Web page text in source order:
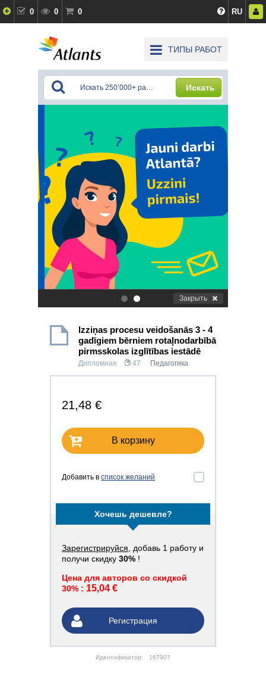
0 0 0 RU
ТИПЫ РАБОТ
Искать
. Закрыть
Izziņas procesu veidošanās 3 - 4
gadīgiem bērniem rotaļnodarbībā
pirmsskolas izglītības iestādē
Дипломная 47 Педагогика
21,48 €
В корзину
Добавить в список желаний
Хочешь дешевле?
Зарегистрируйся , добавь 1 работу и
получи скидку 30% !
Цена для авторов со скидкой
30% : 15,04 €
Регистрация
Идентификатор: 167907